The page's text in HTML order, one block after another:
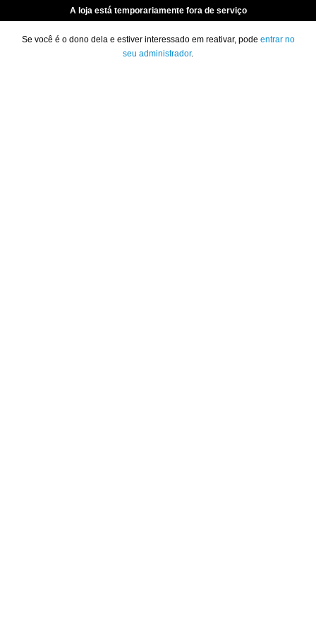
A loja está temporariamente fora de serviço
Se você é o dono dela e estiver interessado em reativar, pode entrar no
seu administrador.